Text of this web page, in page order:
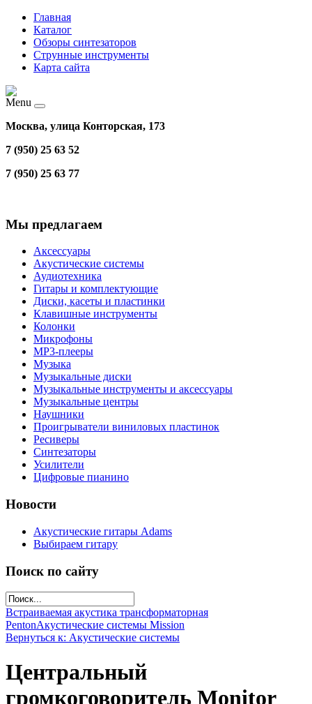
Главная
Каталог
Обзоры синтезаторов
Струнные инструменты
Карта сайта
Menu
Москва, улица Конторская, 173
7 (950) 25 63 52
7 (950) 25 63 77
Мы предлагаем
Аксессуары
Акустические системы
Аудиотехника
Гитары и комплектующие
Диски, касеты и пластинки
Клавишные инструменты
Колонки
Микрофоны
МР3-плееры
Музыка
Музыкальные диски
Музыкальные инструменты и аксессуары
Музыкальные центры
Наушники
Проигрыватели виниловых пластинок
Ресиверы
Синтезаторы
Усилители
Цифровые пианино
Новости
Акустические гитары Adams
Выбираем гитару
Поиск по сайту
Встраиваемая акустика трансформаторная
PentonАкустические системы Mission
Вернуться к: Акустические системы
Центральный
громкоговоритель Monitor